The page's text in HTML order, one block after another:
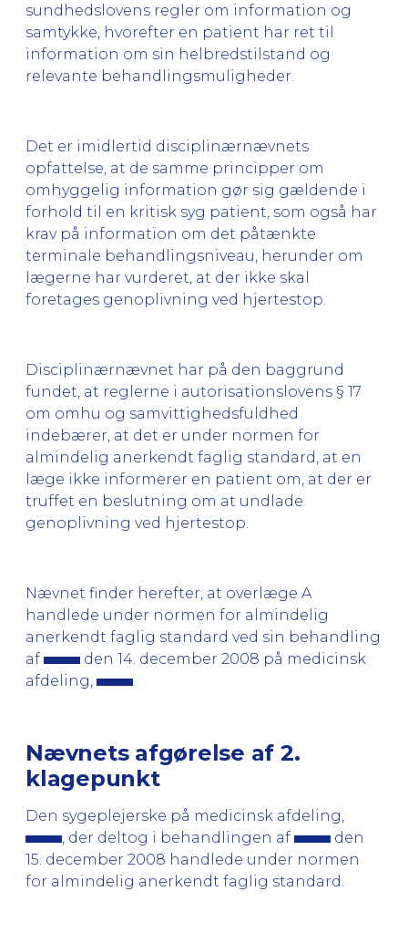
sundhedslovens regler om information og
samtykke, hvorefter en patient har ret til
information om sin helbredstilstand og
relevante behandlingsmuligheder.
Det er imidlertid disciplinærnævnets
opfattelse, at de samme principper om
omhyggelig information gør sig gældende i
forhold til en kritisk syg patient, som også har
krav på information om det påtænkte
terminale behandlingsniveau, herunder om
lægerne har vurderet, at der ikke skal
foretages genoplivning ved hjertestop.
Disciplinærnævnet har på den baggrund
fundet, at reglerne i autorisationslovens § 17
om omhu og samvittighedsfuldhed
indebærer, at det er under normen for
almindelig anerkendt faglig standard, at en
læge ikke informerer en patient om, at der er
truffet en beslutning om at undlade
genoplivning ved hjertestop.
Nævnet finder herefter, at overlæge A
handlede under normen for almindelig
anerkendt faglig standard ved sin behandling
af
den 14. december 2008 på medicinsk
afdeling,
Nævnets afgørelse af 2.
klagepunkt
Den sygeplejerske på medicinsk afdeling,
, der deltog i behandlingen af
den
15. december 2008 handlede under normen
for almindelig anerkendt faglig standard.